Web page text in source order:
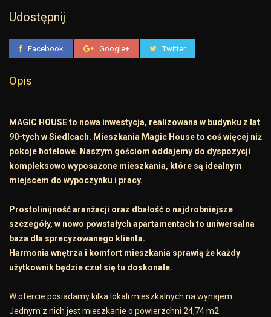
Udostępnij
Facebook Google+ Twitter
Opis
MAGIC HOUSE to nowa inwestycja, realizowana w budynku z lat
90-tych w Siedlcach. Mieszkania Magic House to coś więcej niż
pokoje hotelowe. Naszym gościom oddajemy do dyspozycji
kompleksowo wyposażone mieszkania, które są idealnym
miejscem do wypoczynku i pracy.
Prostolinijność aranżacji oraz dbałość o najdrobniejsze
szczegóły, w nowo powstałych apartamentach to uniwersalna
baza dla sprecyzowanego klienta.
Harmonia wnętrza i komfort mieszkania sprawią że każdy
użytkownik będzie czuł się tu doskonale.
W ofercie posiadamy kilka lokali mieszkalnych na wynajem.
Jednym z nich jest mieszkanie o powierzchni 24,74 m2